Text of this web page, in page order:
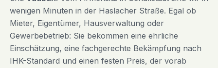
wenigen Minuten in der Haslacher Straße. Egal ob
Mieter, Eigentümer, Hausverwaltung oder
Gewerbebetrieb: Sie bekommen eine ehrliche
Einschätzung, eine fachgerechte Bekämpfung nach
IHK-Standard und einen festen Preis, der vorab